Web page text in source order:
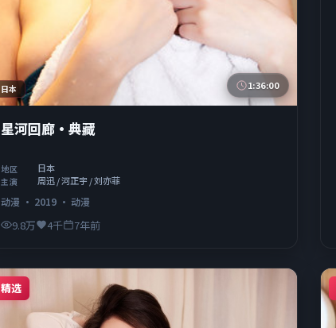
日本 1:36:00
星河回廊·典藏
地区 日本
主演 周迅 / 河正宇 / 刘亦菲
动漫 · 2019 · 动漫
9.8万 4千 7年前
精选